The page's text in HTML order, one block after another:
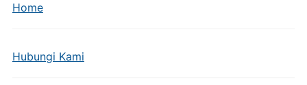
Home
Hubungi Kami